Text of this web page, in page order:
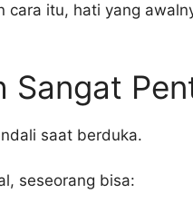
cara itu, hati yang
Sangat
saat berduka.
seseorang bisa: